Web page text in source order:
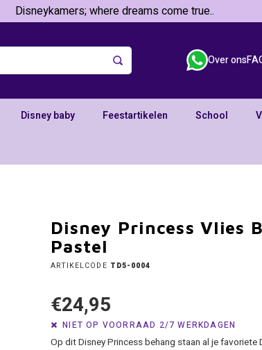
Disneykamers; where dreams come true..
Over ons
Disney baby Feestartikelen School
Disney Princess Vlies
Pastel
ARTIKELCODE TD5-0004
€24,95
NIET OP VOORRAAD 2/7 WERKDAGEN
Op dit Disney Princess behang staan al je